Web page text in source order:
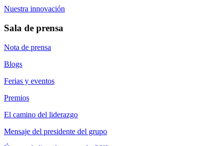
Nuestra innovación
Sala de prensa
Nota de prensa
Blogs
Ferias y eventos
Premios
El camino del liderazgo
Mensaje del presidente del grupo